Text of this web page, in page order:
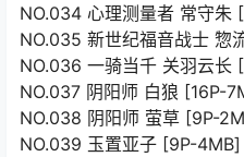
NO.034 心理测量者 常守朱
NO.035 新世纪福音战士 惣
NO.036 一骑当千 关羽云长
NO.037 阴阳师 白狼 [16P-
NO.038 阴阳师 萤草 [9P-
NO.039 玉置亚子 [9P-4MB]